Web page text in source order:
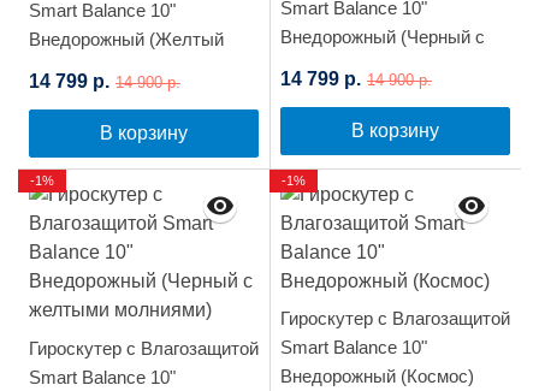
Smart Balance 10"
Внедорожный (Желтый
14 799 р. 14 900 р.
В корзину
Smart Balance 10"
Внедорожный (Черный с
14 799 р. 14 900 р.
В корзину
Гироскутер с Влагозащитой
Smart Balance 10"
-1%
Гироскутер с Влагозащитой
Smart Balance 10"
Внедорожный (Космос)
-1%